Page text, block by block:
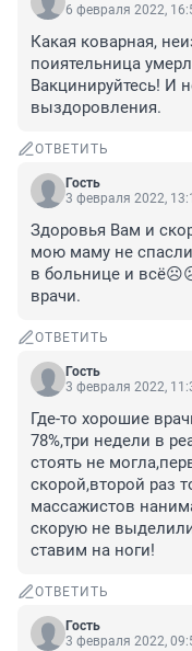
6 февраля 2022,
Какая коварная,
поиятельница
Вакцинируйтесь! И
выздоровления.
ОТВЕТИТЬ
Гость
3 февраля 2022,
Здоровья Вам и
мою маму не
в больнице и
врачи.
ОТВЕТИТЬ
Гость
3 февраля 2022,
Где-то хорошие
78%,три недели в
стоять не
скорой,второй раз
массажистов
скорую не
ставим на ноги!
ОТВЕТИТЬ
Гость
3 февраля 2022,